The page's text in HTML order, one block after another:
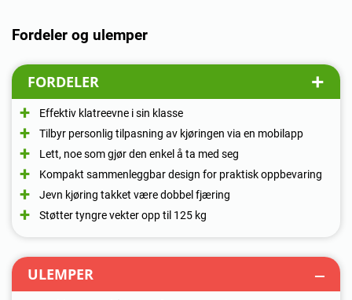
Fordeler og ulemper
FORDELER
Effektiv klatreevne i sin klasse
Tilbyr personlig tilpasning av kjøringen via en mobilapp
Lett, noe som gjør den enkel å ta med seg
Kompakt sammenleggbar design for praktisk oppbevaring
Jevn kjøring takket være dobbel fjæring
Støtter tyngre vekter opp til 125 kg
ULEMPER